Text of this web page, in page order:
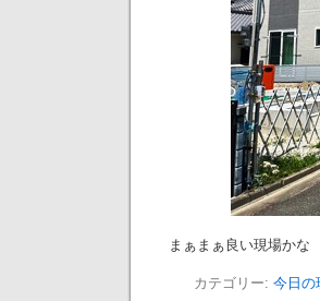
まぁまぁ良い現場か
カテゴリー: 今日の